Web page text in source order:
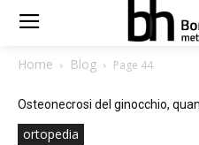
Home Blog Page 44
Osteonecrosi del ginocchio,
ortopedia